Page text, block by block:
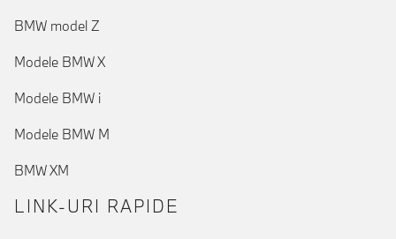
BMW model Z
Modele BMW X
Modele BMW i
Modele BMW M
BMW XM
LINK-URI RAPIDE